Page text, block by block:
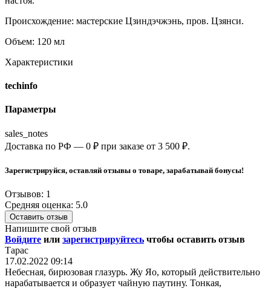
Происхождение: мастерские Цзиндэчжэнь, пров. Цзянси.
Объем: 120 мл
Характеристики
techinfo
Параметры
sales_notes
Доставка по РФ — 0 ₽ при заказе от 3 500 ₽.
Зарегистрируйся, оставляй отзывы о товаре, зарабатывай бонусы!
Отзывов: 1
Средняя оценка: 5.0
Оставить отзыв
Напишите свой отзыв
Войдите или зарегистрируйтесь чтобы оставить отзыв
Тарас
17.02.2022 09:14
Небесная, бирюзовая глазурь. Жу Яо, который действительно
нарабатывается и образует чайную паутину. Тонкая,